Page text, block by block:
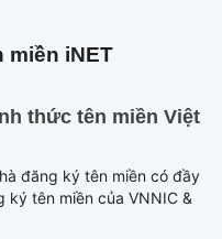
miền iNET
thức tên miền Việt
đăng ký tên miền có đầy
ký tên miền của VNNIC &